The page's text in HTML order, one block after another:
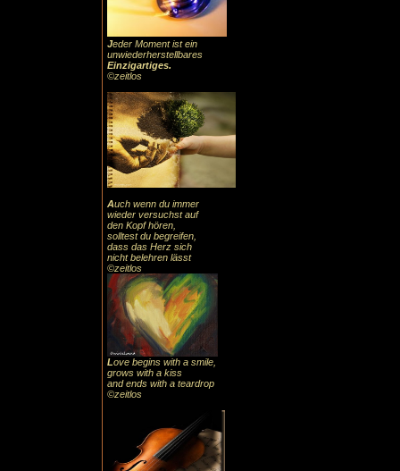
Jeder Moment ist ein
unwiederherstellbares
Einzigartiges.
©zeitlos
Auch wenn du immer
wieder versuchst auf
den Kopf hören,
solltest du begreifen,
dass das Herz sich
nicht belehren lässt
©zeitlos
Love begins with a smile,
grows with a kiss
and ends with a teardrop
©zeitlos